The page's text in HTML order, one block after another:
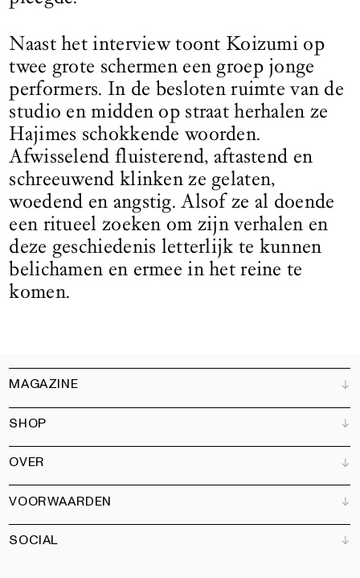
Naast het interview toont Koizumi op
twee grote schermen een groep jonge
performers. In de besloten ruimte van de
studio en midden op straat herhalen ze
Hajimes schokkende woorden.
Afwisselend fluisterend, aftastend en
schreeuwend klinken ze gelaten,
woedend en angstig. Alsof ze al doende
een ritueel zoeken om zijn verhalen en
deze geschiedenis letterlijk te kunnen
belichamen en ermee in het reine te
komen.
MAGAZINE
Klantenservice
Verkooppunten
Adverteren
Partners
Kunstbrief
SHOP
Alle producten
Magazine
Boeken
Tuin
OVER
Ons team
Vacatures
Contact
VOORWAARDEN
Algemene voorwaarden
SOCIAL